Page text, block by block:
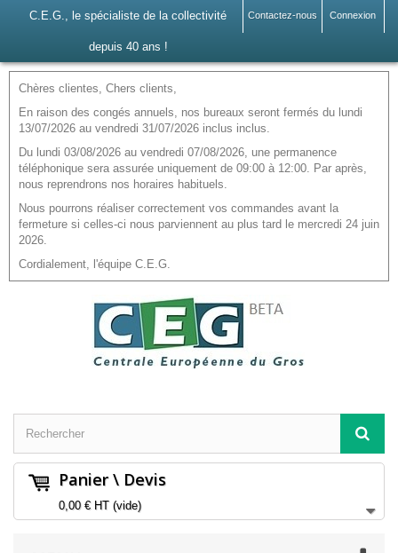
Connexion
Contactez-nous
C.E.G., le spécialiste de la collectivité
depuis 40 ans !
Chères clientes, Chers clients,
En raison des congés annuels, nos bureaux seront fermés du lundi
13/07/2026 au vendredi 31/07/2026 inclus inclus.
Du lundi 03/08/2026 au vendredi 07/08/2026, une permanence
téléphonique sera assurée uniquement de 09:00 à 12:00. Par après,
nous reprendrons nos horaires habituels.
Nous pourrons réaliser correctement vos commandes avant la
fermeture si celles-ci nous parviennent au plus tard le mercredi 24 juin
2026.
Cordialement, l'équipe C.E.G.
Panier \ Devis
0,00 €HT (vide)